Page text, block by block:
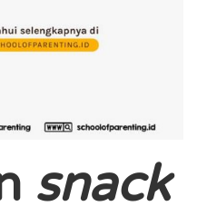
snack